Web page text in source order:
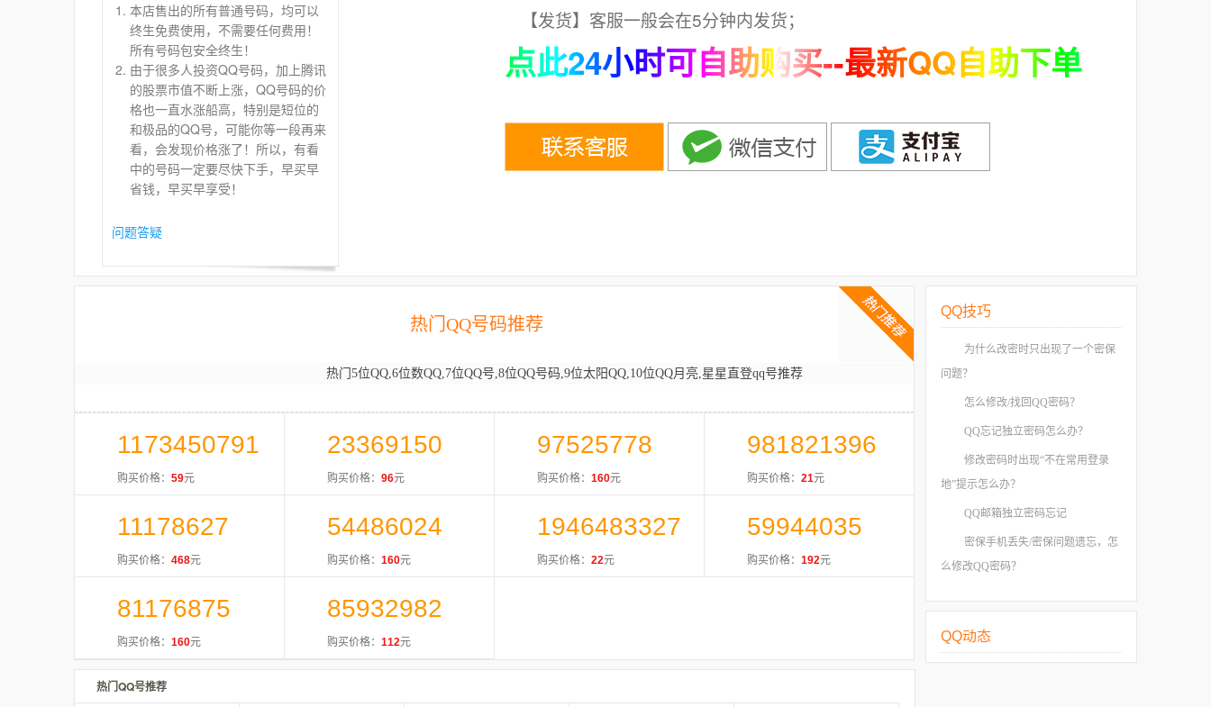
本店售出的所有普通号码，均可以
终生免费使用，不需要任何费用！
所有号码包安全终生！
由于很多人投资QQ号码，加上腾讯
的股票市值不断上涨，QQ号码的价
格也一直水涨船高，特别是短位的
和极品的QQ号，可能你等一段再来
看，会发现价格涨了！所以，有看
中的号码一定要尽快下手，早买早
省钱，早买早享受！
问题答疑
【发货】客服一般会在5分钟内发货；
点此24小时可自助购买--最新QQ自助下单
热门QQ号码推荐
热门5位QQ,6位数QQ,7位QQ号,8位QQ号码,9位太阳QQ,10位QQ月亮,星星直登qq号推荐
1173450791
购买价格： 59元
23369150
购买价格： 96元
97525778
购买价格： 160元
981821396
购买价格： 21元
11178627
购买价格： 468元
54486024
购买价格： 160元
1946483327
购买价格： 22元
59944035
购买价格： 192元
81176875
购买价格： 160元
85932982
购买价格： 112元
热门QQ号推荐
QQ技巧
为什么改密时只出现了一个密保
问题？
怎么修改/找回QQ密码？
QQ忘记独立密码怎么办？
修改密码时出现“不在常用登录
地”提示怎么办？
QQ邮箱独立密码忘记
密保手机丢失/密保问题遗忘，怎
么修改QQ密码？
QQ动态